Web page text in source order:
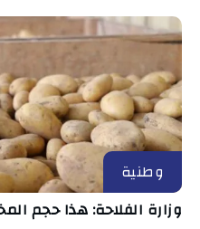
وطنية
وزارة الفلاحة: هذا حجم